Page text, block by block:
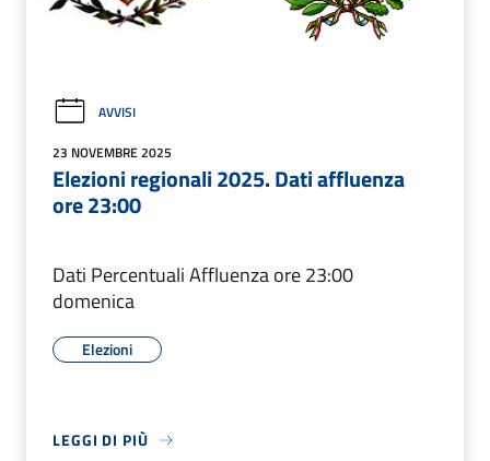
AVVISI
23 NOVEMBRE 2025
Elezioni regionali 2025. Dati affluenza
ore 23:00
Dati Percentuali Affluenza ore 23:00
domenica
Elezioni
LEGGI DI PIÙ